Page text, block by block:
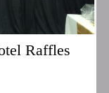
Raffles